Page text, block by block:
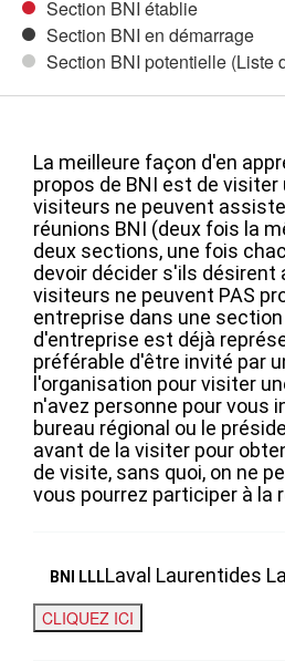
Section BNI établie
Section BNI en démarrage
Section BNI potentielle (Liste
La meilleure façon d'en
propos de BNI est de visiter
visiteurs ne peuvent
réunions BNI (deux fois la
deux sections, une fois
devoir décider s'ils désirent
visiteurs ne peuvent PAS
entreprise dans une
d'entreprise est déjà
préférable d'être invité par
l'organisation pour visiter
n'avez personne pour vous
bureau régional ou le
avant de la visiter pour
de visite, sans quoi, on ne
vous pourrez participer à la
BNI LLLLaval Laurentides